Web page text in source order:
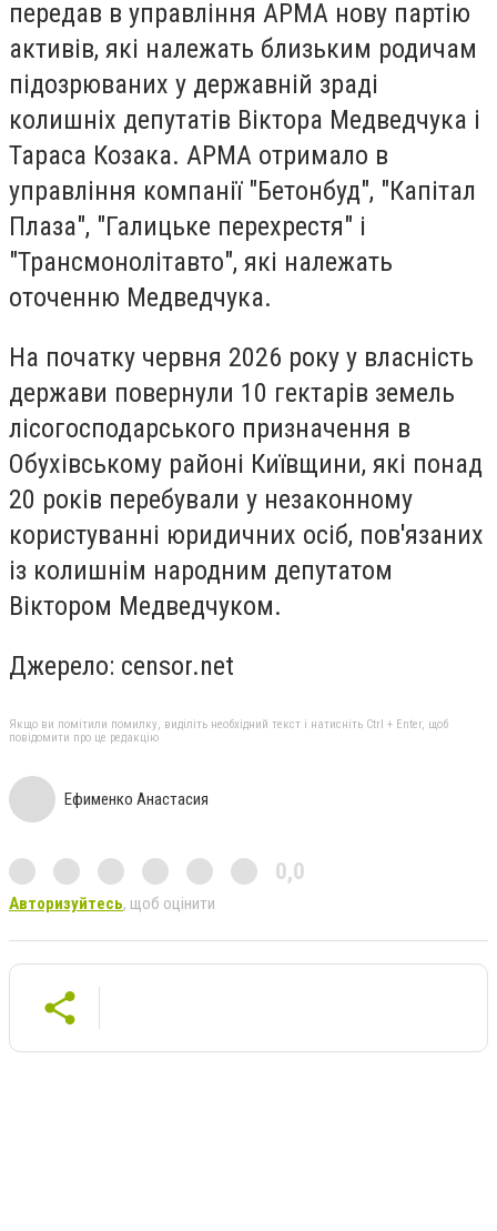
передав в управління АРМА нову партію
активів, які належать близьким родичам
підозрюваних у державній зраді
колишніх депутатів Віктора Медведчука і
Тараса Козака. АРМА отримало в
управління компанії "Бетонбуд", "Капітал
Плаза", "Галицьке перехрестя" і
"Трансмонолітавто", які належать
оточенню Медведчука.
На початку червня 2026 року у власність
держави повернули 10 гектарів земель
лісогосподарського призначення в
Обухівському районі Київщини, які понад
20 років перебували у незаконному
користуванні юридичних осіб, пов'язаних
із колишнім народним депутатом
Віктором Медведчуком.
Джерело: censor.net
Якщо ви помітили помилку, виділіть необхідний текст і натисніть Ctrl + Enter, щоб
повідомити про це редакцію
Ефименко Анастасия
0,0
Авторизуйтесь, щоб оцінити